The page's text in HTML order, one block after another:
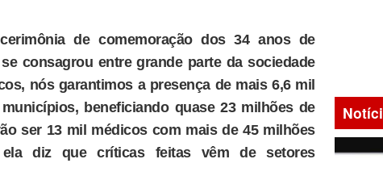
de comemoração dos 34 anos de
consagrou entre grande parte da sociedade
nós garantimos a presença de mais 6,6 mil
beneficiando quase 23 milhões de
ser 13 mil médicos com mais de 45 milhões
ela diz que críticas feitas vêm de setores